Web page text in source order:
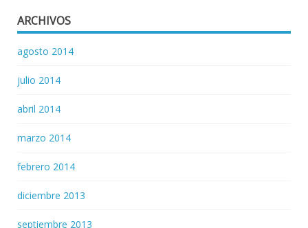
ARCHIVOS
agosto 2014
julio 2014
abril 2014
marzo 2014
febrero 2014
diciembre 2013
septiembre 2013